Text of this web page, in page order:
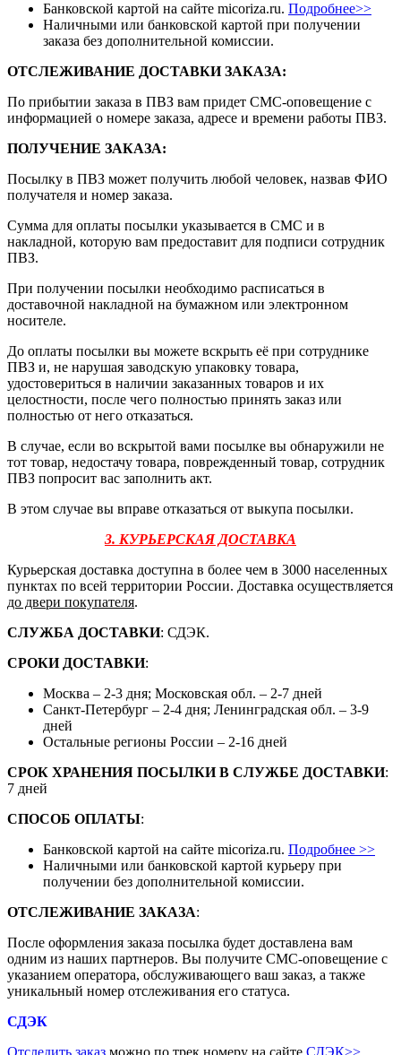
Банковской картой на сайте micoriza.ru. Подробнее>>
Наличными или банковской картой при получении
заказа без дополнительной комиссии.
ОТСЛЕЖИВАНИЕ ДОСТАВКИ ЗАКАЗА:
По прибытии заказа в ПВЗ вам придет СМС-оповещение с
информацией о номере заказа, адресе и времени работы ПВЗ.
ПОЛУЧЕНИЕ ЗАКАЗА:
Посылку в ПВЗ может получить любой человек, назвав ФИО
получателя и номер заказа.
Сумма для оплаты посылки указывается в СМС и в
накладной, которую вам предоставит для подписи сотрудник
ПВЗ.
При получении посылки необходимо расписаться в
доставочной накладной на бумажном или электронном
носителе.
До оплаты посылки вы можете вскрыть её при сотруднике
ПВЗ и, не нарушая заводскую упаковку товара,
удостовериться в наличии заказанных товаров и их
целостности, после чего полностью принять заказ или
полностью от него отказаться.
В случае, если во вскрытой вами посылке вы обнаружили не
тот товар, недостачу товара, поврежденный товар, сотрудник
ПВЗ попросит вас заполнить акт.
В этом случае вы вправе отказаться от выкупа посылки.
3. КУРЬЕРСКАЯ ДОСТАВКА
Курьерская доставка доступна в более чем в 3000 населенных
пунктах по всей территории России. Доставка осуществляется
до двери покупателя.
СЛУЖБА ДОСТАВКИ: СДЭК.
СРОКИ ДОСТАВКИ:
Москва – 2-3 дня; Московская обл. – 2-7 дней
Санкт-Петербург – 2-4 дня; Ленинградская обл. – 3-9
дней
Остальные регионы России – 2-16 дней
СРОК ХРАНЕНИЯ ПОСЫЛКИ В СЛУЖБЕ ДОСТАВКИ:
7 дней
СПОСОБ ОПЛАТЫ:
Банковской картой на сайте micoriza.ru. Подробнее >>
Наличными или банковской картой курьеру при
получении без дополнительной комиссии.
ОТСЛЕЖИВАНИЕ ЗАКАЗА:
После оформления заказа посылка будет доставлена вам
одним из наших партнеров. Вы получите СМС-оповещение с
указанием оператора, обслуживающего ваш заказ, а также
уникальный номер отслеживания его статуса.
СДЭК